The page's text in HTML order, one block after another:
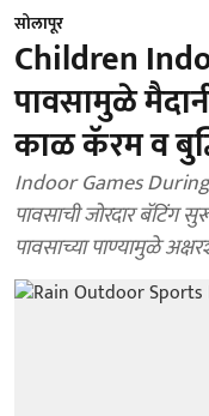
सोलापूर
Children
पावसामुळे
काळ कॅरम व
Indoor Games During
पावसाची जोरदार बॅटिंग
पावसाच्या पाण्यामुळे